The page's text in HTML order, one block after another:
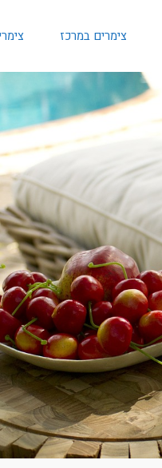
צימרים במרכז